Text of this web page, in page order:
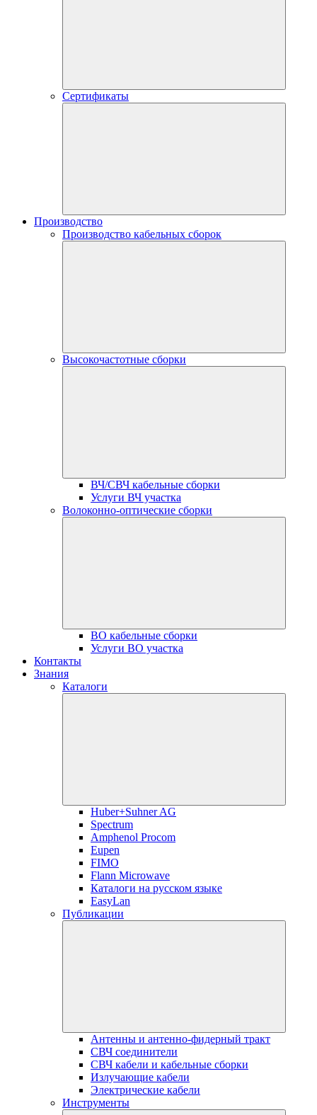
Сертификаты
Производство
Производство кабельных сборок
Высокочастотные сборки
ВЧ/СВЧ кабельные сборки
Услуги ВЧ участка
Волоконно-оптические сборки
ВО кабельные сборки
Услуги ВО участка
Контакты
Знания
Каталоги
Huber+Suhner AG
Spectrum
Amphenol Procom
Eupen
FIMO
Flann Microwave
Каталоги на русском языке
EasyLan
Публикации
Антенны и антенно-фидерный тракт
СВЧ соединители
СВЧ кабели и кабельные сборки
Излучающие кабели
Электрические кабели
Инструменты